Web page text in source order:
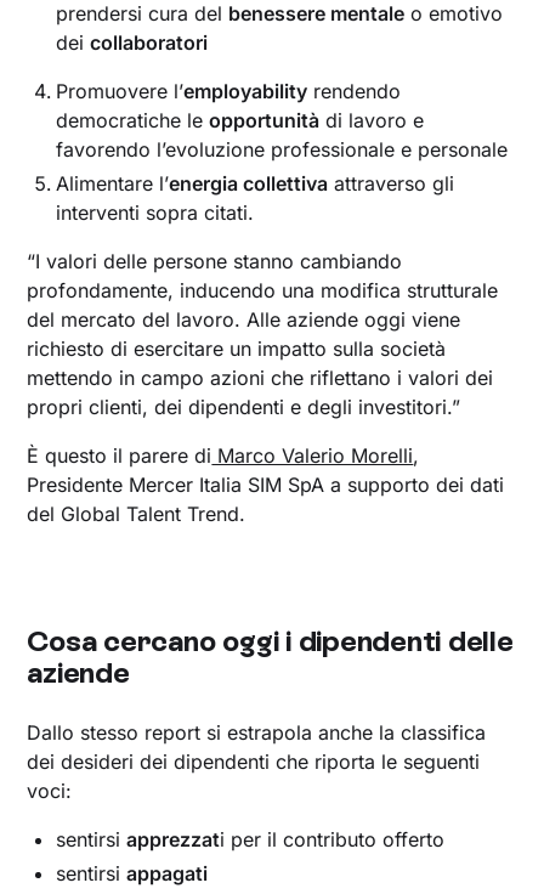
prendersi cura del benessere mentale o emotivo
deicollaboratori
Promuovere l’employability rendendo
democratiche leopportunità di lavoro e
favorendo l’evoluzione professionale e personale
Alimentare l’energia collettiva attraverso gli
interventi sopra citati.
“I valori delle persone stanno cambiando
profondamente, inducendo una modifica strutturale
del mercato del lavoro. Alle aziende oggi viene
richiesto di esercitare un impatto sulla società
mettendo in campo azioni che riflettano i valori dei
propri clienti, dei dipendenti e degli investitori.”
È questo il parere di Marco Valerio Morelli,
Presidente Mercer Italia SIM SpA a supporto dei dati
del Global Talent Trend.
Cosa cercano oggi i dipendenti delle
aziende
Dallo stesso report si estrapola anche la classifica
dei desideri dei dipendenti che riporta le seguenti
voci:
sentirsiapprezzati per il contributo offerto
sentirsiappagati